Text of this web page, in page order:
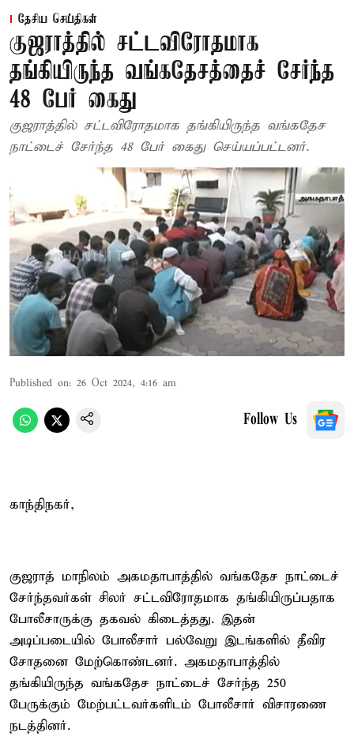
தேசிய செய்திகள்
குஜராத்தில் சட்டவிரோதமாக
தங்கியிருந்த வங்கதேசத்தைச் சேர்ந்த
48 பேர் கைது
குஜராத்தில் சட்டவிரோதமாக தங்கியிருந்த வங்கதேச
நாட்டைச் சேர்ந்த 48 பேர் கைது செய்யப்பட்டனர்.
Published on: 26 Oct 2024, 4:16 am
Follow Us
காந்திநகர்,
குஜராத் மாநிலம் அகமதாபாத்தில் வங்கதேச நாட்டைச்
சேர்ந்தவர்கள் சிலர் சட்டவிரோதமாக தங்கியிருப்பதாக
போலீசாருக்கு தகவல் கிடைத்தது. இதன்
அடிப்படையில் போலீசார் பல்வேறு இடங்களில் தீவிர
சோதனை மேற்கொண்டனர். அகமதாபாத்தில்
தங்கியிருந்த வங்கதேச நாட்டைச் சேர்ந்த 250
பேருக்கும் மேற்பட்டவர்களிடம் போலீசார் விசாரணை
நடத்தினர்.